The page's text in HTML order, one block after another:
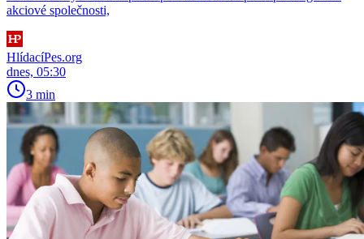
akciové společnosti,
HlídacíPes.org
dnes, 05:30
3 min